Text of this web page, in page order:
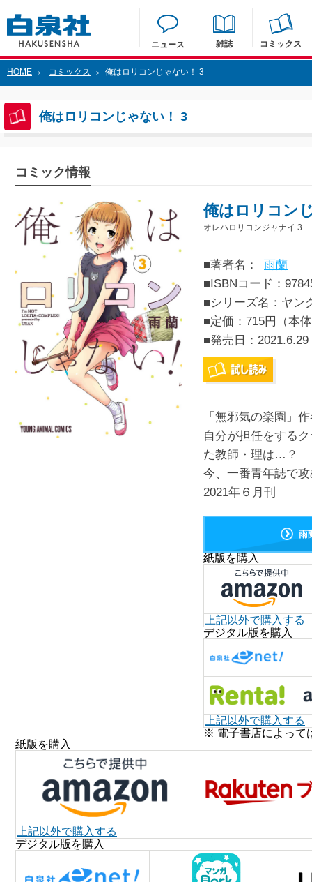
ニュース 雑誌 コミックス
HOME > コミックス > 俺はロリコンじゃない！ 3
俺はロリコンじゃない！ 3
コミック情報
俺はロリコン
オレハロリコンジャナイ 3
■著者名：
雨蘭
■ISBNコード：
■シリーズ名：ヤン
■定価：715円（本
■発売日： 2021.6.29
「無邪気の楽園」
自分が担任をする
た教師・理は…？
今、一番青年誌で
2021年６月刊
雨
紙版を購入
上記以外で購入する
デジタル版を購入
上記以外で購入する
※ 電子書店によって
紙版を購入
上記以外で購入する
デジタル版を購入